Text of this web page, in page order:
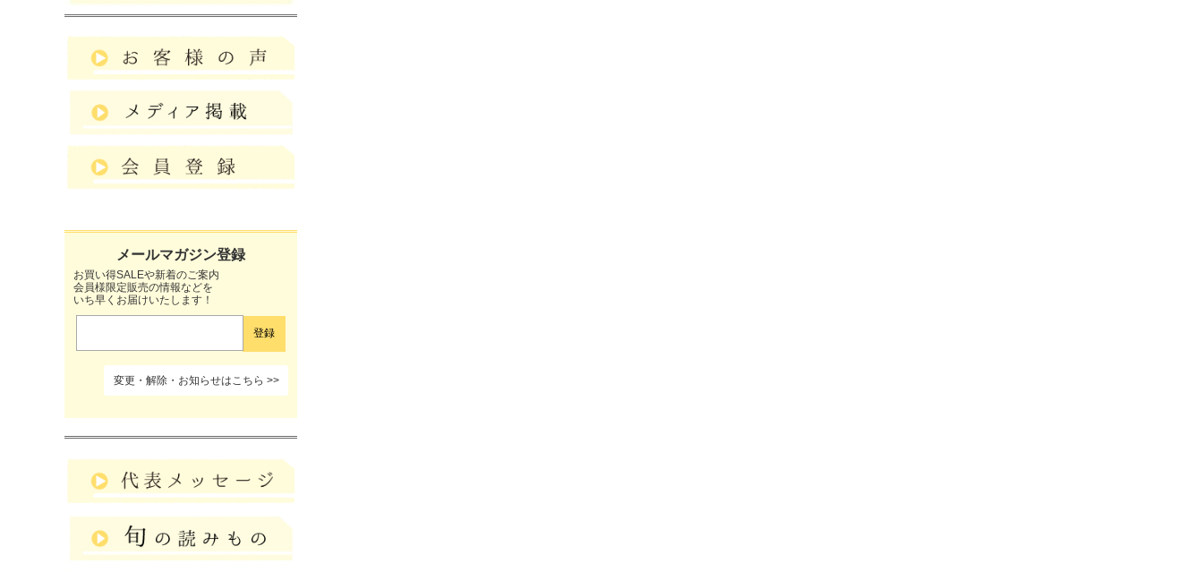
お買い得SALEや新着のご案内
会員様限定販売の情報などを
いち早くお届けいたします！
変更・解除・お知らせはこちら